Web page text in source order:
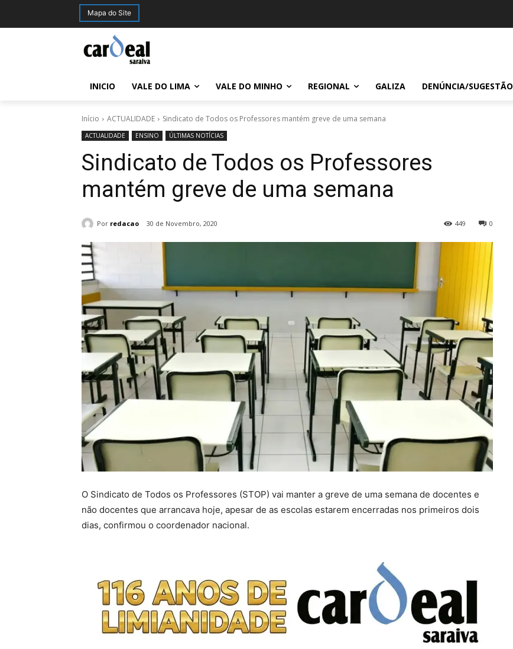
Mapa do Site
INICIO VALE DO LIMA VALE DO MINHO REGIONAL GALIZA DENÚNCIA/SUGESTÃO
Início ACTUALIDADE Sindicato de Todos os Professores mantém greve de uma semana
ACTUALIDADE ENSINO ÚLTIMAS NOTÍCIAS
Sindicato de Todos os Professores
mantém greve de uma semana
Por redacao 30 de Novembro, 2020 0
449
O Sindicato de Todos os Professores (STOP) vai manter a greve de uma semana de docentes e
não docentes que arrancava hoje, apesar de as escolas estarem encerradas nos primeiros dois
dias, confirmou o coordenador nacional.